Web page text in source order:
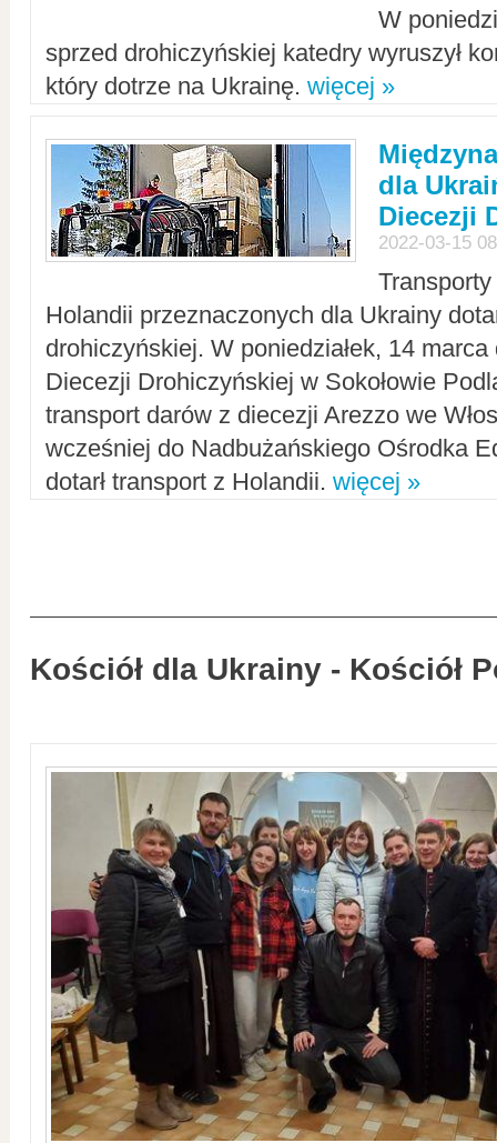
W
sprzed drohiczyńskiej katedry wyruszył
który dotrze na Ukrainę. więcej »
dla
Diecezji
2022-03-15
Holandii przeznaczonych dla Ukrainy
drohiczyńskiej. W poniedziałek, 14
Diecezji Drohiczyńskiej w Sokołowie
transport darów z diecezji Arezzo we
wcześniej do Nadbużańskiego Ośrodka
dotarł transport z Holandii. więcej »
Kościół dla Ukrainy - Kościół